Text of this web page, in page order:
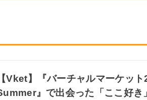
【Vket】『バーチャルマーケッ
』で出会った「ここ好き